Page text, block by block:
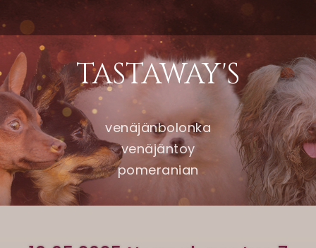
TASTAWAY'S
venäjänbolonka
venäjäntoy
pomeranian